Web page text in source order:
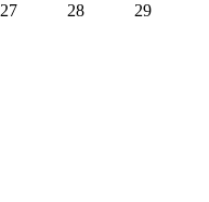
27 28
29